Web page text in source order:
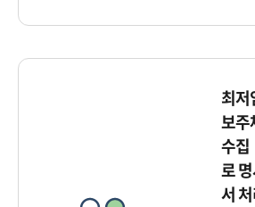
최저
보주
수
로
서